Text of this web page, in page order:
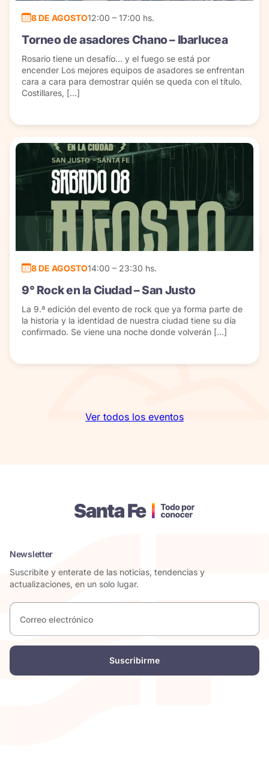
Ver todos los eventos
8 DE AGOSTO12:00 – 17:00 hs.
Torneo de asadores Chano – Ibarlucea
Rosario tiene un desafío… y el fuego se está por
encender Los mejores equipos de asadores se enfrentan
cara a cara para demostrar quién se queda con el título.
Costillares, […]
8 DE AGOSTO14:00 – 23:30 hs.
9° Rock en la Ciudad – San Justo
La 9.ª edición del evento de rock que ya forma parte de
la historia y la identidad de nuestra ciudad tiene su día
confirmado. Se viene una noche donde volverán […]
Newsletter
Suscribite y enterate de las noticias, tendencias y
actualizaciones, en un solo lugar.
Correo
electrónico *